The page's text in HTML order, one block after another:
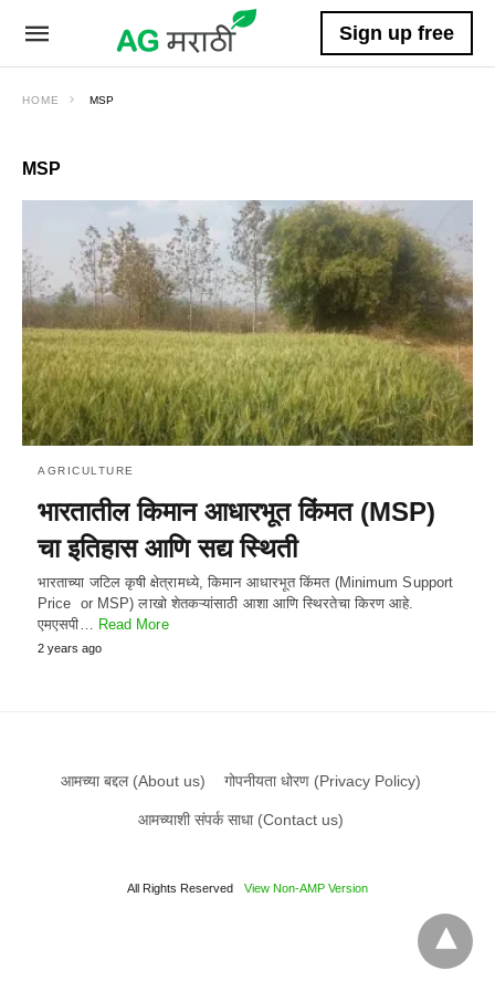
Sign up free
HOME MSP
MSP
AGRICULTURE
भारतातील किमान आधारभूत किंमत (MSP)
चा इतिहास आणि सद्य स्थिती
भारताच्या जटिल कृषी क्षेत्रामध्ये, किमान आधारभूत किंमत (Minimum Support
Price or MSP) लाखो शेतकऱ्यांसाठी आशा आणि स्थिरतेचा किरण आहे.
एमएसपी… Read More
2 years ago
आमच्या बद्दल (About us) गोपनीयता धोरण (Privacy Policy)
आमच्याशी संपर्क साधा (Contact us)
All Rights Reserved View Non-AMP Version